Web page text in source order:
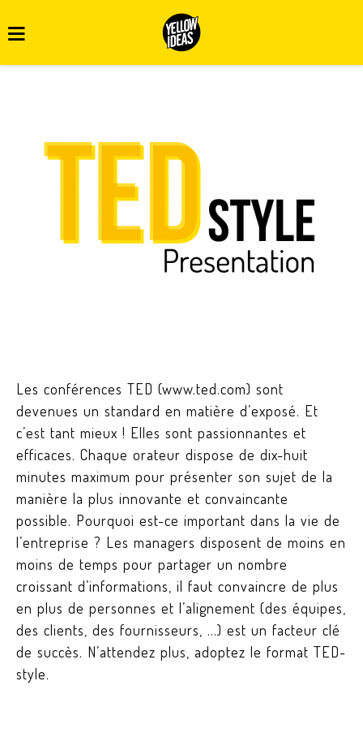
Les conférences TED (www.ted.com) sont
devenues un standard en matière d’exposé. Et
c’est tant mieux ! Elles sont passionnantes et
efficaces. Chaque orateur dispose de dix-huit
minutes maximum pour présenter son sujet de la
manière la plus innovante et convaincante
possible. Pourquoi est-ce important dans la vie de
l’entreprise ? Les managers disposent de moins en
moins de temps pour partager un nombre
croissant d’informations, il faut convaincre de plus
en plus de personnes et l’alignement (des équipes,
des clients, des fournisseurs, …) est un facteur clé
de succès. N’attendez plus, adoptez le format TED-
style.